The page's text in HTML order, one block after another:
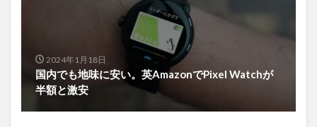
2024年1月18日
国内でも地味に安い。英AmazonでPixel Watchが
半額と激安